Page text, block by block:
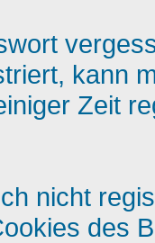
kann
Zeit
nicht
des